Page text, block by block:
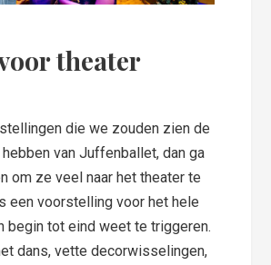
theater
die we zouden zien de
van Juffenballet, dan ga
om ze veel naar het theater te
een voorstelling voor het hele
begin tot eind weet te triggeren.
dans, vette decorwisselingen,